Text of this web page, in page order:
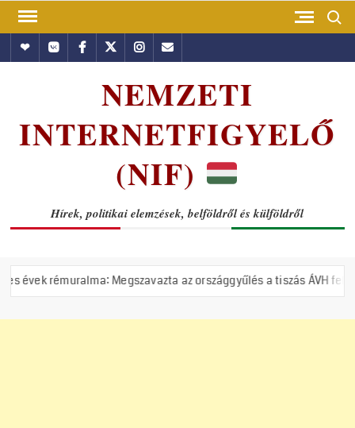
Skip
contentHundubVkontakte
Facebook
TwitterInstagram
Email
NEMZETI
INTERNETFIGYELŐ
(NIF)
Hírek, politikai elemzések, belföldről és külföldről
Megszavazta az országgyűlés a tiszás ÁVH felállítását!